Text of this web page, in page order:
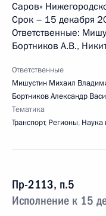
Саров»
Срок – 15 декабря
Ответственные:
Бортников А.В.,
Ответственные
Мишустин Михаил
Бортников Александр
Тематика
Транспорт, Регионы, Наука
Пр-2113, п.5
Исполнение к 15